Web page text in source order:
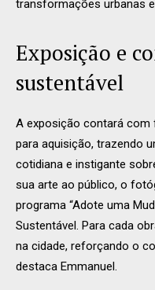
transformações urbanas
Exposição e
sustentável
A exposição contará
para aquisição, trazendo
cotidiana e instigante
sua arte ao público, o
programa “Adote uma
Sustentável. Para cada
na cidade, reforçando o
destaca Emmanuel.